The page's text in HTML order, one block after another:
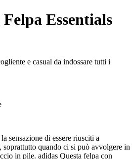
Felpa Essentials
e casual da indossare tutti i
sensazione di essere riusciti a
quando ci si può avvolgere in
in pile. adidas Questa felpa con